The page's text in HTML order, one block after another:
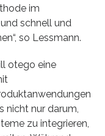
im
schnell und
so Lessmann.
otego eine
nicht nur darum,
zu integrieren,